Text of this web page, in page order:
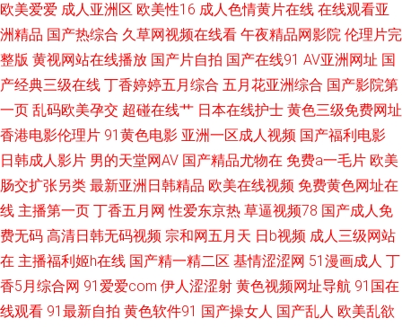
久久精品成人黄色 深夜释放在线播放 超碰欧美 蜜桃视频在线播放 香蕉视频
免费下载 韩国操逼视频 天天干精品 草莓视频入口 欧美成人草草影视 亚洲性
交综合网 白丝高潮玩哭 极品性感91白丝 天天色图片 97超碰免费人妻 日本
黑丝美女 午夜久久影视 韩国无码黄色 色色日韩 成人在线ab 天天肏逼网
欧美爱爱 成人亚洲区 欧美性16 成人色情黄片在线 在线观看亚
洲精品 国产热综合 久草网视频在线看 午夜精品网影院 伦理片完
整版 黄视网站在线播放 国产片自拍 国产在线91 AV亚洲网址 国
产经典三级在线 丁香婷婷五月综合 五月花亚洲综合 国产影院第
一页 乱码欧美孕交 超碰在线艹 日本在线护士 黄色三级免费网址
香港电影伦理片 91黄色电影 亚洲一区成人视频 国产福利电影
日韩成人影片 男的天堂网AV 国产精品尤物在 免费a一毛片 欧美
肠交扩张另类 最新亚洲日韩精品 欧美在线视频 免费黄色网址在
线 主播第一页 丁香五月网 性爱东京热 草逼视频78 国产成人免
费无码 高清日韩无码视频 宗和网五月天 日b视频 成人三级网站
在 主播福利姬h在线 国产精一精二区 基情涩涩网 51漫画成人 丁
香5月综合网 91爱爱com 伊人涩涩射 黄色视频网址导航 91国在
线观看 91最新自拍 黄色软件91 国产操女人 国产乱人 欧美乱欲